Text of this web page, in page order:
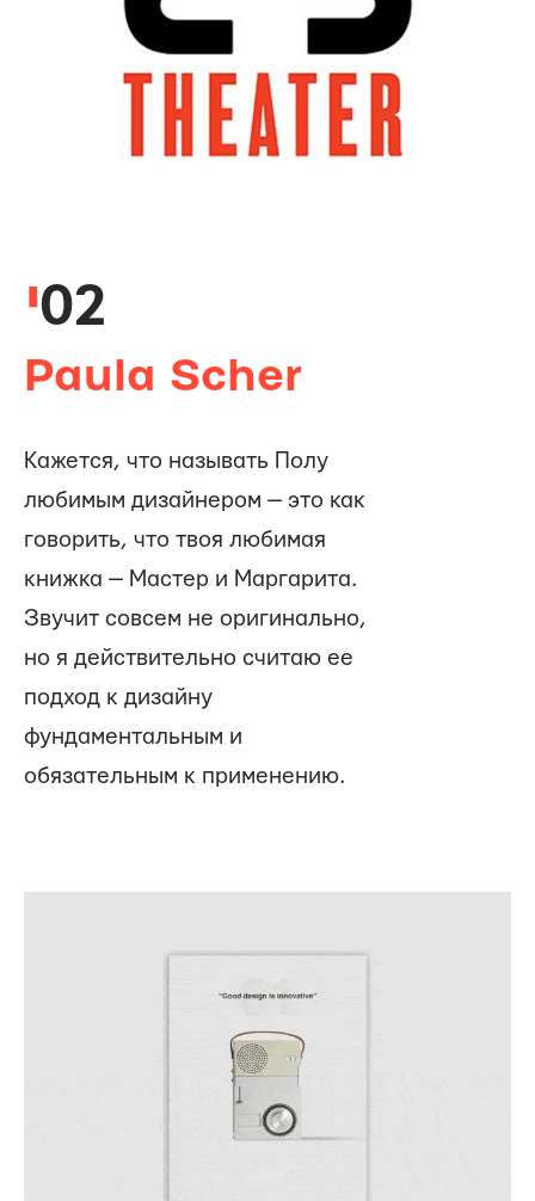
02
Paula Scher
Кажется, что называть Полу
любимым дизайнером — это как
говорить, что твоя любимая
книжка — Мастер и Маргарита.
Звучит совсем не оригинально,
но я действительно считаю ее
подход к дизайну
фундаментальным и
обязательным к применению.